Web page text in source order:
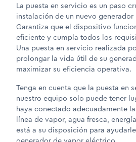
La puesta en servicio es un paso
instalación de un nuevo
Garantiza que el dispositivo
eficiente y cumpla todos los
Una puesta en servicio realizada
prolongar la vida útil de su
maximizar su eficiencia operativa.
Tenga en cuenta que la puesta en
nuestro equipo solo puede tener
haya conectado adecuadamente
línea de vapor, agua fresca,
está a su disposición para